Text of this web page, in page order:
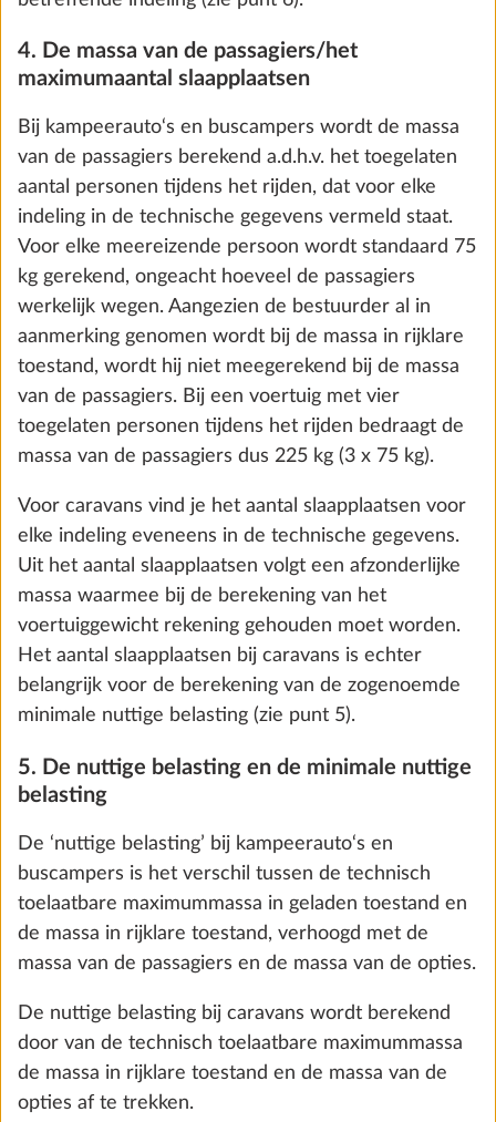
Toevoegen
E-Trailer-starterspakket Basic (nivellering
van het voertuig en aanduiding
gasniveau via de E-Trailer-app)
Meer
0,8 kg
€ 317
Toevoegen
Zelfvoorzienend pakket incl.
oplaadregelaar met booster, accu (AGM,
95 Ah), accusensor en accukast
29,0 kg
Toevoegen
zitplaatsen en een lengte van 7 m bedraagt de
minimale nuttige belasting 110 kg (10 x [4+7]).
Bij caravans wordt de wettelijk voorgeschreven
minimale nuttige belasting echter berekend op basis
van het maximumaantal slaapplaatsen:
minimale nuttige belasting in kg ≥ 10 x (n + L)
n = maximum aantal slaapplaatsen en
L = opbouwlengte van het voertuig in meter.
Voorbeeld:
bij een caravan met 3 slaapplaatsen en
een opbouwlengte van 5,5 m is de minimale nuttige
belasting 85 kg (10 x [3+5,5]).
De minimale nuttige belasting mag bij de
configuratie van je voertuig niet onderschreden
worden. Wanneer de daadwerkelijke voertuigmassa
door de keuze van opties zodanig wordt verhoogd
dat er rekenkundig tussen de daadwerkelijke
voertuigmassa en de technisch toelaatbare
maximummassa niet meer voldoende vrije massa
voor de passagiers (enkel bij kampeerauto‘s en
buscampers) en de minimale nuttige belasting
de indeling een extra belasting van het voertuig
(verhoging van de technisch toelaatbare
Anders kun je de configuratie en de
bestelprocedure niet voortzetten.
Verzeker je er evt. bij je HOBBY-handelspartner van
dat de technisch toelaatbare maximummassa ook
voldoende vrije massa voor de passagiers (enkel bij
kampeerauto‘s en buscampers) en de minimale
nuttige belasting overblijft.